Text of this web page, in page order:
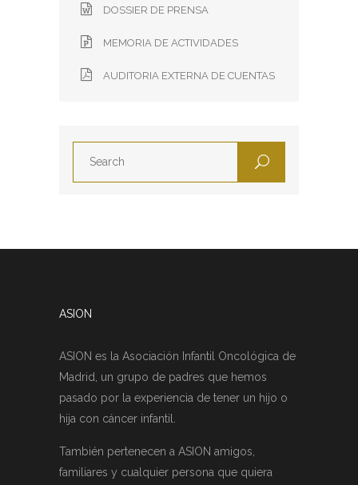
DOSSIER DE PRENSA
MEMORIA DE ACTIVIDADES
AUDITORIA EXTERNA DE CUENTAS
ASION
ASION es la Asociación Infantil Oncológica de
Madrid, un grupo de padres que hemos
pasado por la experiencia de tener un hijo o
hija con cáncer infantil.
También pertenecen a ASION amigos,
familiares y cualquier persona que quiera